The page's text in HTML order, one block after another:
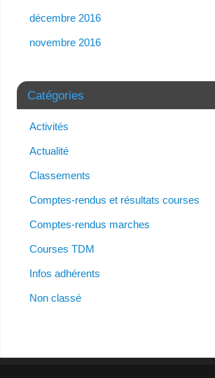
décembre 2016
novembre 2016
Catégories
Activités
Actualité
Classements
Comptes-rendus et résultats courses
Comptes-rendus marches
Courses TDM
Infos adhérents
Non classé